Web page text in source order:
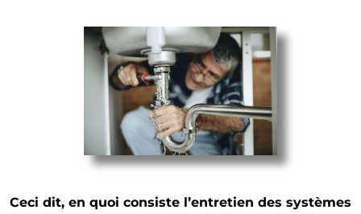
Ceci dit, en quoi consiste l’entretien des systèmes